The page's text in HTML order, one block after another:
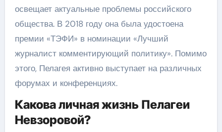
освещает актуальные проблемы российского
общества. В 2018 году она была удостоена
премии «ТЭФИ» в номинации «Лучший
журналист комментирующий политику». Помимо
этого, Пелагея активно выступает на различных
форумах и конференциях.
Какова личная жизнь Пелагеи
Невзоровой?